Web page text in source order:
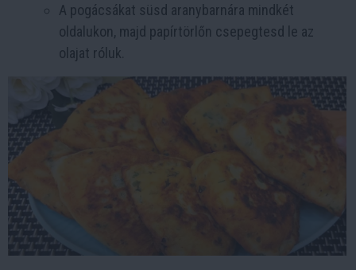
A pogácsákat süsd aranybarnára mindkét
oldalukon, majd papírtörlőn csepegtesd le az
olajat róluk.